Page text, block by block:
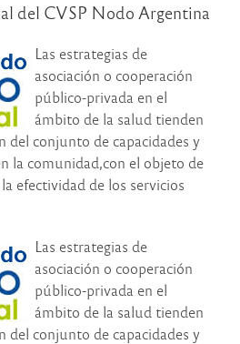
del CVSP Nodo Argentina
Las estrategias de
asociación o cooperación
público-privada en el
ámbito de la salud tienden
del conjunto de capacidades y
la comunidad,con el objeto de
efectividad de los servicios
Las estrategias de
asociación o cooperación
público-privada en el
ámbito de la salud tienden
del conjunto de capacidades y